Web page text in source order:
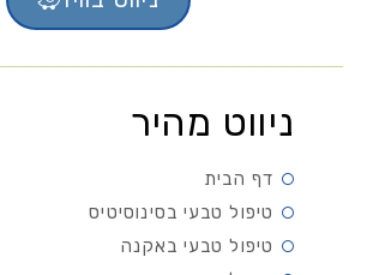
ניווט מהיר
דף הבית
טיפול טבעי בסינוסיטיס
טיפול טבעי באקנה